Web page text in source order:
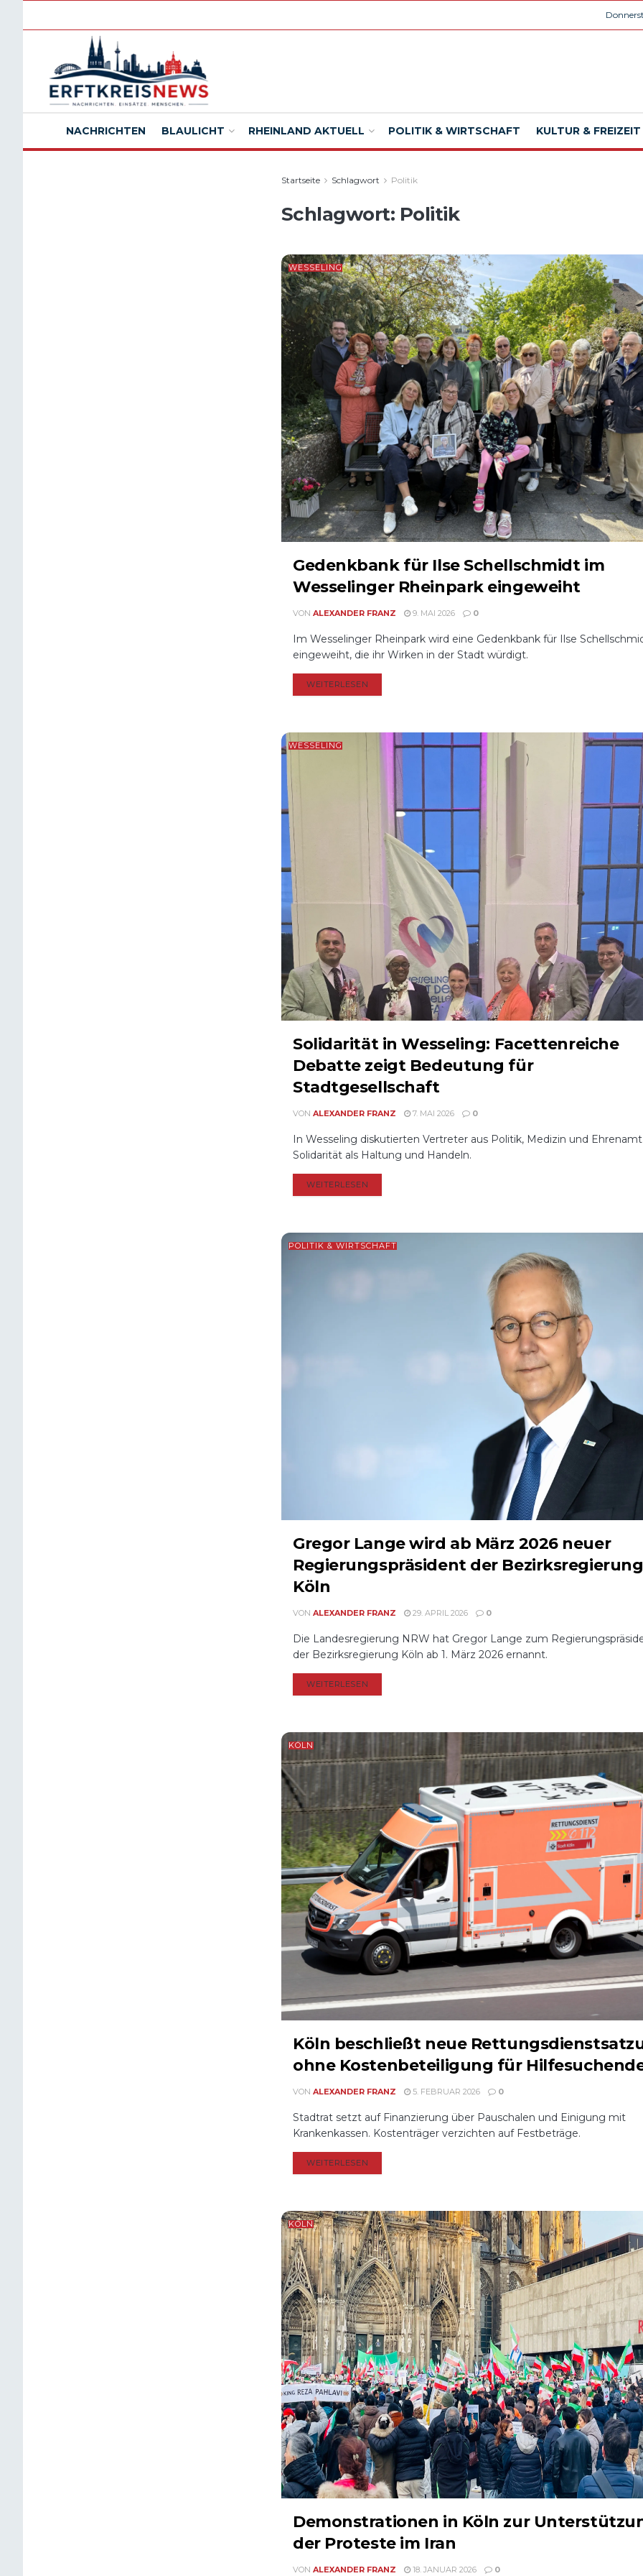
NACHRICHTEN BLAULICHT RHEINLAND AKTUELL POLITIK & WIRTSCHAFT KULTUR & FREIZEIT
Startseite Schlagwort Politik
Schlagwort: Politik
WESSELING
Gedenkbank für Ilse Schellschmidt im
Wesselinger Rheinpark eingeweiht
VON ALEXANDER FRANZ 9. MAI 2026 0
Im Wesselinger Rheinpark wird eine Gedenkbank für Ilse
eingeweiht, die ihr Wirken in der Stadt würdigt.
WEITERLESEN
WESSELING
Solidarität in Wesseling: Facettenreiche
Debatte zeigt Bedeutung für
Stadtgesellschaft
VON ALEXANDER FRANZ 7. MAI 2026 0
In Wesseling diskutierten Vertreter aus Politik, Medizin und
Solidarität als Haltung und Handeln.
WEITERLESEN
POLITIK & WIRTSCHAFT
Gregor Lange wird ab März 2026 neuer
Regierungspräsident der Bezirksregierung
Köln
VON ALEXANDER FRANZ 29. APRIL 2026 0
Die Landesregierung NRW hat Gregor Lange zum
der Bezirksregierung Köln ab 1. März 2026 ernannt.
WEITERLESEN
KÖLN
Köln beschließt neue
ohne Kostenbeteiligung für
VON ALEXANDER FRANZ 5. FEBRUAR 2026 0
Stadtrat setzt auf Finanzierung über Pauschalen und Einigung mit
Krankenkassen. Kostenträger verzichten auf Festbeträge.
WEITERLESEN
KÖLN
Demonstrationen in Köln zur
der Proteste im Iran
VON ALEXANDER FRANZ 18. JANUAR 2026 0